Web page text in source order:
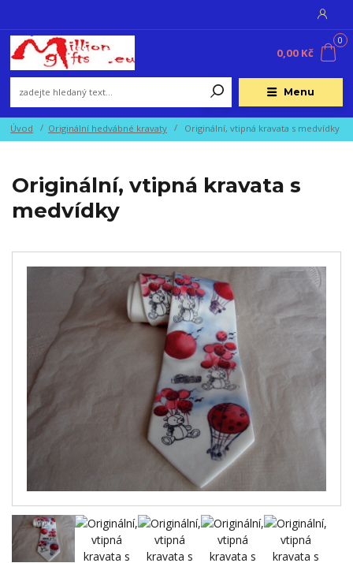
Menu
0
0,00 Kč
Úvod Originální hedvábné kravaty Originální, vtipná kravata s medvídky
Originální, vtipná kravata s
medvídky